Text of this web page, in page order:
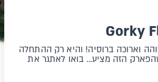
Gorky
וארוכה ברוסיה! והיא רק ההתחלה
הזה מציע... בואו לאתגר את